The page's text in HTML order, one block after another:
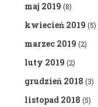
maj 2019 (8)
kwiecień 2019 (5)
marzec 2019 (2)
luty 2019 (2)
grudzień 2018 (3)
listopad 2018 (5)